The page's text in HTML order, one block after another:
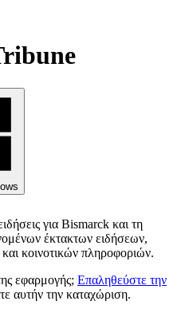
για Bismarck και τη
έκτακτων ειδήσεων,
κοινοτικών πληροφοριών.
εφαρμογής; Επαληθεύστε την
αυτήν την καταχώριση.